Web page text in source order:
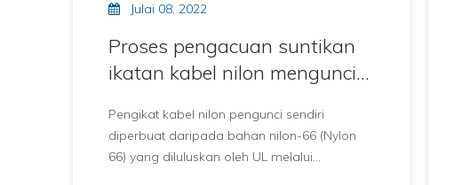
Julai 08, 2022
Proses pengacuan suntikan
ikatan kabel nilon mengunci
Pengikat kabel nilon pengunci sendiri
diperbuat daripada bahan nilon-66 (Nylon
66) yang diluluskan oleh UL melalui